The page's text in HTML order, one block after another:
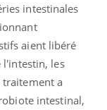
intestinales
aient libéré
l'intestin, les
a
intestinal,